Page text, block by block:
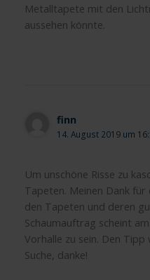
Metalltapete mit den
aussehen könnte.
finn
14. August 2019 um
Um unschöne Risse zu
Tapeten. Meinen Dank für
den Tapeten und deren
Schaumauftrag scheint
Vorhalle zu sein. Den
Suche, danke!